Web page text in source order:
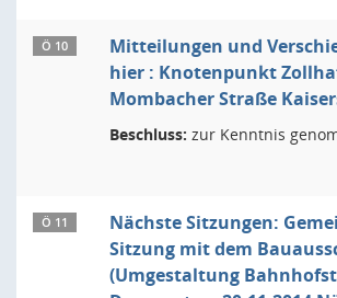
Ö 10
Mitteilungen und
hier : Knotenpunkt
Mombacher Straße
Beschluss: zur Kenntnis
Ö 11
Nächste Sitzungen:
Sitzung mit dem
(Umgestaltung